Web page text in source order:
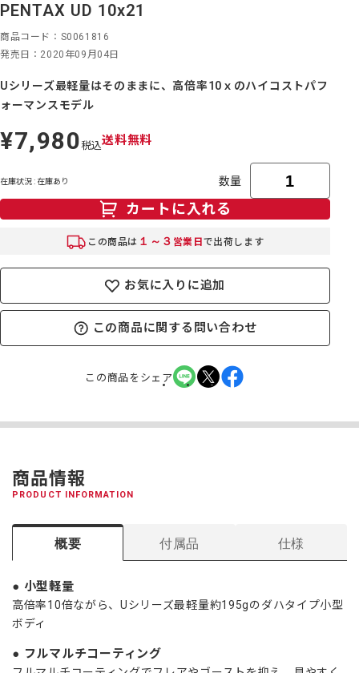
PENTAX UD 10x21
商品コード
S0061816
発売日
2020年09月04日
Uシリーズ最軽量はそのままに、高倍率10ｘのハイコストパフ
ォーマンスモデル
定
価
¥7,980税込送料無料
在庫状況 : 在庫あり 数量
カートに入れる
この商品は １～３ 営業日 で出荷します
お気に入りに追加
この商品に関する問い合わせ
この商品をシェア
商品情報
PRODUCT INFORMATION
概要 付属品 仕様
小型軽量
高倍率10倍ながら、Uシリーズ最軽量約195gのダハタイプ小型
ボディ
フルマルチコーティング